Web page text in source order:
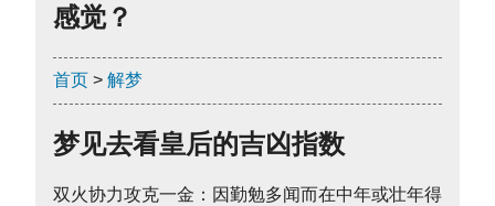
感觉？
首页 > 解梦
梦见去看皇后的吉凶指数
双火协力攻克一金：因勤勉多闻而在中年或壮年得